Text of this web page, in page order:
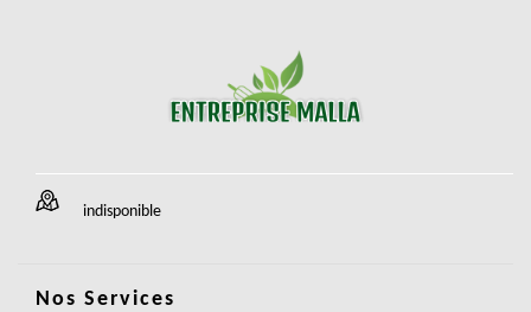
indisponible
Nos Services